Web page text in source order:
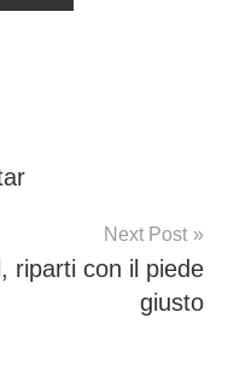
Next Post
riparti con il piede
giusto